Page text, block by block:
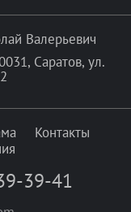
Валерьевич
Саратов, ул.
Контакты
39-41